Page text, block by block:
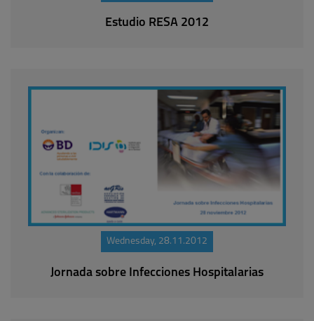
Estudio RESA 2012
Wednesday, 28.11.2012
Jornada sobre Infecciones Hospitalarias